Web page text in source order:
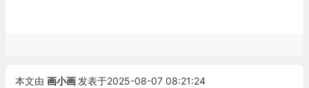
本文由 画小画 发表于2025-08-07 08:21:24